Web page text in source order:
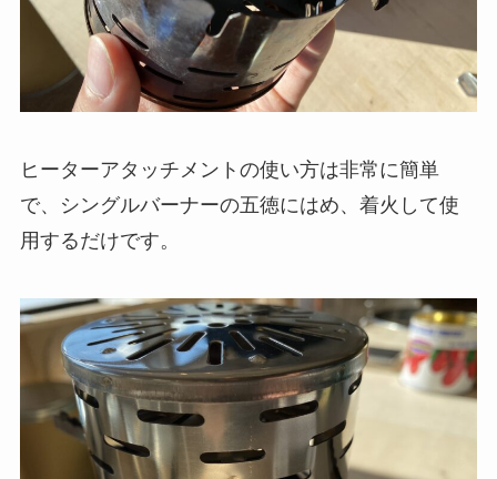
ヒーターアタッチメントの使い方は非常に簡単
で、シングルバーナーの五徳にはめ、着火して使
用するだけです。